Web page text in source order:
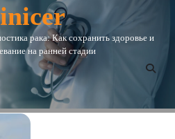
рака: Как сохранить здоровье и
на ранней стадии